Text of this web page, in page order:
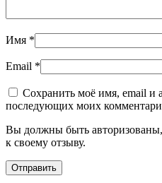
Имя *
Email *
Сохранить моё имя, email и
последующих моих
Вы должны быть
к своему отзыву.